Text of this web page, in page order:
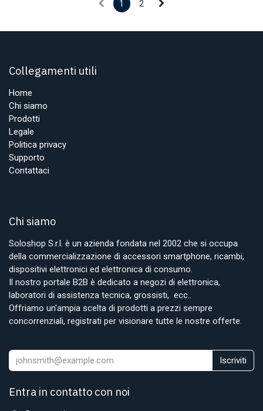
1 2
Collegamenti utili
Home
Chi siamo
Prodotti
Legale
Politica privacy
Supporto
Contattaci
Chi siamo
Soloshop S.r.l. è un azienda fondata nel 2002 che si occupa
della commercializzazione di accessori smartphone, ricambi,
dispositivi elettronici ed elettronica di consumo.
Il nostro portale B2B è dedicato a negozi di elettronica,
laboratori di assistenza tecnica, grossisti, ecc..
Offriamo un'ampia scelta di prodotti a prezzi sempre
concorrenziali, registrati per visionare tutte le nostre offerte.
Iscriviti
Entra in contatto con noi